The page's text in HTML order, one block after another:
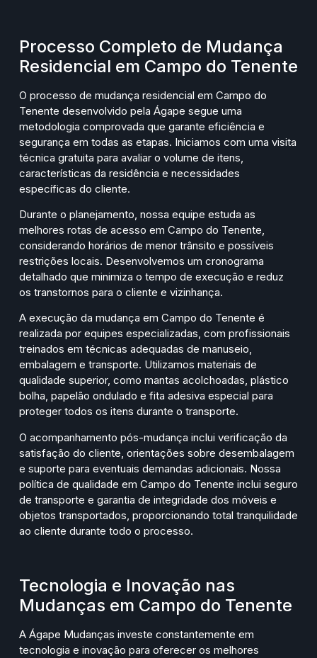
Processo Completo de Mudança
Residencial em Campo do Tenente
O processo de mudança residencial em Campo do
Tenente desenvolvido pela Ágape segue uma
metodologia comprovada que garante eficiência e
segurança em todas as etapas. Iniciamos com uma visita
técnica gratuita para avaliar o volume de itens,
características da residência e necessidades
específicas do cliente.
Durante o planejamento, nossa equipe estuda as
melhores rotas de acesso em Campo do Tenente,
considerando horários de menor trânsito e possíveis
restrições locais. Desenvolvemos um cronograma
detalhado que minimiza o tempo de execução e reduz
os transtornos para o cliente e vizinhança.
A execução da mudança em Campo do Tenente é
realizada por equipes especializadas, com profissionais
treinados em técnicas adequadas de manuseio,
embalagem e transporte. Utilizamos materiais de
qualidade superior, como mantas acolchoadas, plástico
bolha, papelão ondulado e fita adesiva especial para
proteger todos os itens durante o transporte.
O acompanhamento pós-mudança inclui verificação da
satisfação do cliente, orientações sobre desembalagem
e suporte para eventuais demandas adicionais. Nossa
política de qualidade em Campo do Tenente inclui seguro
de transporte e garantia de integridade dos móveis e
objetos transportados, proporcionando total tranquilidade
ao cliente durante todo o processo.
Tecnologia e Inovação nas
Mudanças em Campo do Tenente
A Ágape Mudanças investe constantemente em
tecnologia e inovação para oferecer os melhores